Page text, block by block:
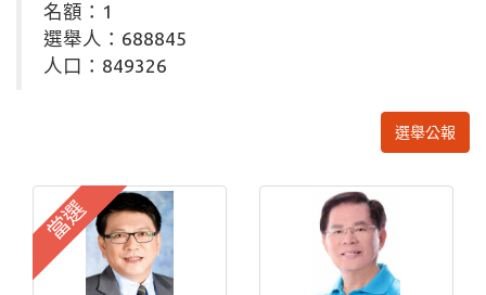
名額：1
選舉人：688845
人口：849326
選舉公報
當選